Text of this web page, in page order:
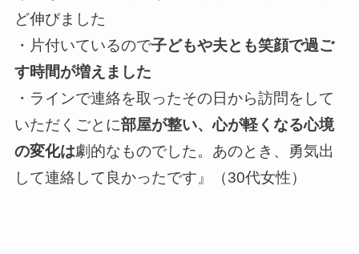
ど伸びました
・片付いているので子どもや夫とも笑顔で過ご
す時間が増えました
・ラインで連絡を取ったその日から訪問をして
いただくごとに部屋が整い、心が軽くなる心境
の変化は劇的なものでした。あのとき、勇気出
して連絡して良かったです』（30代女性）